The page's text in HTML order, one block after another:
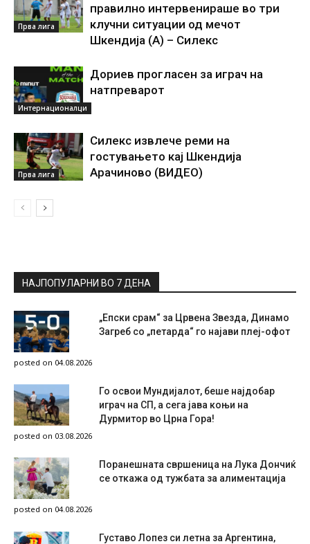
Прва лига
правилно интервенираше во три
клучни ситуации од мечот
Шкендија (А) – Силекс
Интернационалци
Дориев прогласен за играч на
натпреварот
Прва лига
Силекс извлече реми на
гостувањето кај Шкендија
Арачиново (ВИДЕО)
НАЈПОПУЛАРНИ ВО 7 ДЕНА
„Епски срам“ за Црвена Звезда, Динамо
Загреб со „петарда“ го најави плеј-офот
posted on 04.08.2026
Го освои Мундијалот, беше најдобар
играч на СП, а сега јава коњи на
Дурмитор во Црна Гора!
posted on 03.08.2026
Поранешната свршеница на Лука Дончиќ
се откажа од тужбата за алиментација
posted on 04.08.2026
Густаво Лопез си летна за Аргентина,